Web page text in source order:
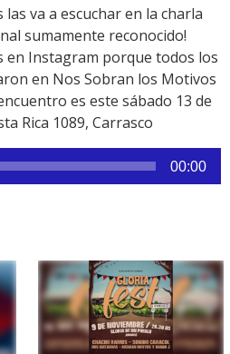
Link
va a escuchar en la charla
sumamente reconocido!
en Instagram porque todos los
en Nos Sobran los Motivos
es este sábado 13 de
Rica 1089, Carrasco
00:00